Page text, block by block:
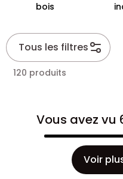
bois
Tous les filtres
120 produits
Vous avez vu
Voir